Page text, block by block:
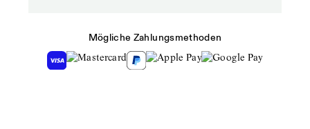
Mögliche Zahlungsmethoden